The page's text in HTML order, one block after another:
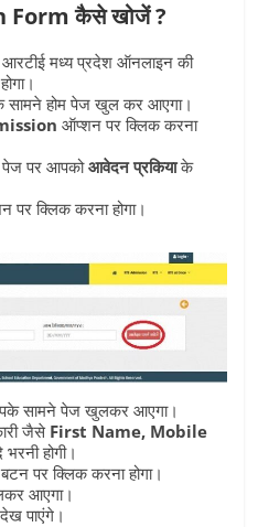
Form कैसे खोजें ?
मध्य प्रदेश ऑनलाइन की
सामने होम पेज खुल कर आएगा।
ऑप्‍शन पर क्लिक करना
पर आपकोआवेदन प्रकियाके
पर क्लिक करना होगा।
सामने पेज खुलकर आएगा।
जैसे First Name, Mobile
होगी।
बटन पर क्लिक करना होगा।
आएगा।
पाएंगे।